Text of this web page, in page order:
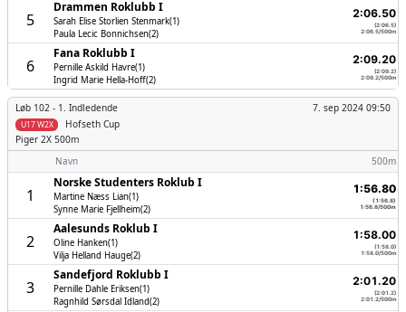
5
Drammen Roklubb I
Sarah Elise Storlien Stenmark(1)
Paula Lecic Bonnichsen(2)
2:06.50
(2:06.5)
2:06.5/500m
6
Fana Roklubb I
Pernille Askild Havre(1)
Ingrid Marie Hella-Hoff(2)
2:09.20
(2:09.2)
2:09.2/500m
Løb 102 - 1. Indledende
Hofseth Cup
7. sep 2024 09:50
U17 W2X
Piger 2X 500m
Navn
500m
1
Norske Studenters Roklub I
Martine Næss Lian(1)
Synne Marie Fjellheim(2)
1:56.80
(1:56.8)
1:56.8/500m
2
Aalesunds Roklub I
Oline Hanken(1)
Vilja Helland Hauge(2)
1:58.00
(1:58.0)
1:58.0/500m
3
Sandefjord Roklubb I
Pernille Dahle Eriksen(1)
Ragnhild Sørsdal Idland(2)
2:01.20
(2:01.2)
2:01.2/500m